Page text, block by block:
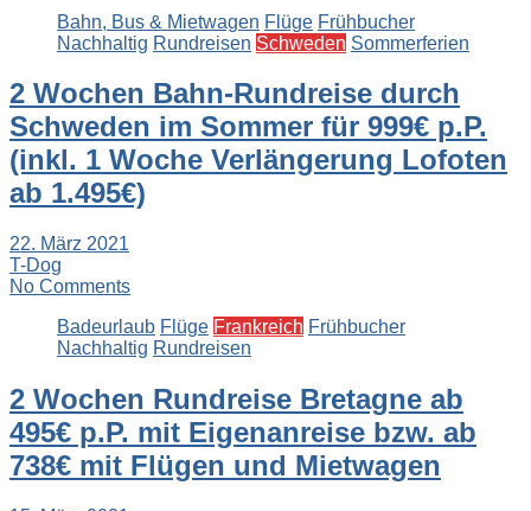
Bahn, Bus & Mietwagen Flüge Frühbucher
Nachhaltig Rundreisen Schweden Sommerferien
2 Wochen Bahn-Rundreise durch
Schweden im Sommer für 999€ p.P.
(inkl. 1 Woche Verlängerung Lofoten
ab 1.495€)
22. März 2021
T-Dog
No Comments
Badeurlaub Flüge Frankreich Frühbucher
Nachhaltig Rundreisen
2 Wochen Rundreise Bretagne ab
495€ p.P. mit Eigenanreise bzw. ab
738€ mit Flügen und Mietwagen